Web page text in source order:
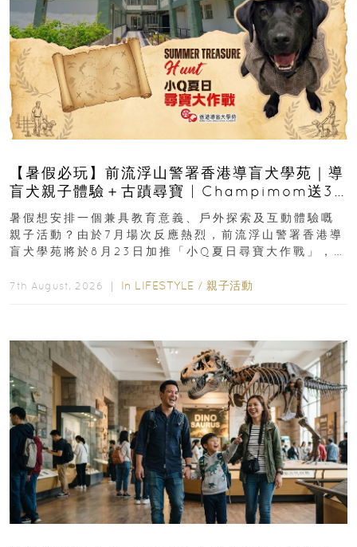
【暑假必玩】前流浮山警署香港導盲犬學苑｜導
盲犬親子體驗＋古蹟尋寶 | Champimom送3
組免費名額
暑假想安排一個兼具教育意義、戶外探索及互動體驗嘅
親子活動？由於7月場次反應熱烈，前流浮山警署香港導
盲犬學苑將於8月23日加推「小Q夏日尋寶大作戰」，家
7th August, 2026 ｜ In LIFESTYLE / 親子活動